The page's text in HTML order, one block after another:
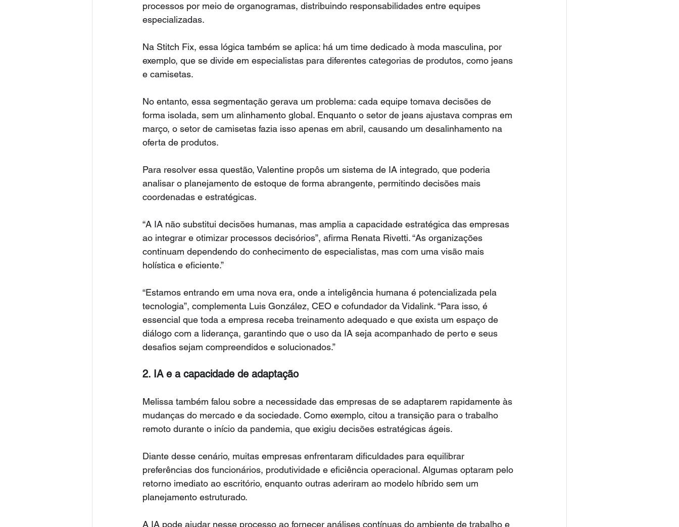
processos por meio de organogramas, distribuindo responsabilidades entre equipes
especializadas.
Na Stitch Fix, essa lógica também se aplica: há um time dedicado à moda masculina, por
exemplo, que se divide em especialistas para diferentes categorias de produtos, como jeans
e camisetas.
No entanto, essa segmentação gerava um problema: cada equipe tomava decisões de
forma isolada, sem um alinhamento global. Enquanto o setor de jeans ajustava compras em
março, o setor de camisetas fazia isso apenas em abril, causando um desalinhamento na
oferta de produtos.
Para resolver essa questão, Valentine propôs um sistema de IA integrado, que poderia
analisar o planejamento de estoque de forma abrangente, permitindo decisões mais
coordenadas e estratégicas.
“A IA não substitui decisões humanas, mas amplia a capacidade estratégica das empresas
ao integrar e otimizar processos decisórios”, afirma Renata Rivetti. “As organizações
continuam dependendo do conhecimento de especialistas, mas com uma visão mais
holística e eficiente.”
“Estamos entrando em uma nova era, onde a inteligência humana é potencializada pela
tecnologia”, complementa Luis González, CEO e cofundador da Vidalink. “Para isso, é
essencial que toda a empresa receba treinamento adequado e que exista um espaço de
diálogo com a liderança, garantindo que o uso da IA seja acompanhado de perto e seus
desafios sejam compreendidos e solucionados.”
2. IA e a capacidade de adaptação
Melissa também falou sobre a necessidade das empresas de se adaptarem rapidamente às
mudanças do mercado e da sociedade. Como exemplo, citou a transição para o trabalho
remoto durante o início da pandemia, que exigiu decisões estratégicas ágeis.
Diante desse cenário, muitas empresas enfrentaram dificuldades para equilibrar
preferências dos funcionários, produtividade e eficiência operacional. Algumas optaram pelo
retorno imediato ao escritório, enquanto outras aderiram ao modelo híbrido sem um
planejamento estruturado.
A IA pode ajudar nesse processo ao fornecer análises contínuas do ambiente de trabalho e